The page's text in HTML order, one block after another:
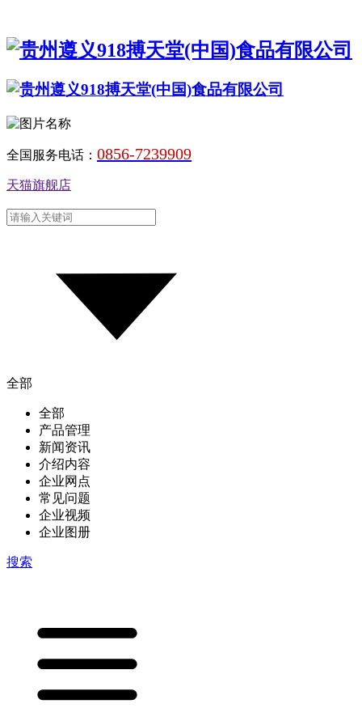
全国服务电话： 0856-7239909
天猫旗舰店
全部
全部
产品管理
新闻资讯
介绍内容
企业网点
常见问题
企业视频
企业图册
搜索